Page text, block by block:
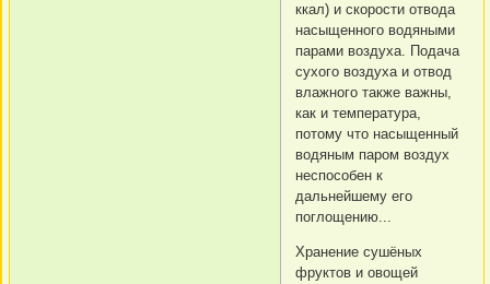
ккал) и скорости отвода
насыщенного водяными
парами воздуха. Подача
сухого воздуха и отвод
влажного также важны,
как и температура,
потому что насыщенный
водяным паром воздух
неспособен к
дальнейшему его
поглощению...
Хранение сушёных
фруктов и овощей